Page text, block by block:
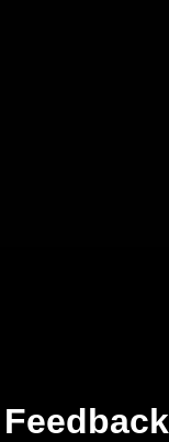
Feedback